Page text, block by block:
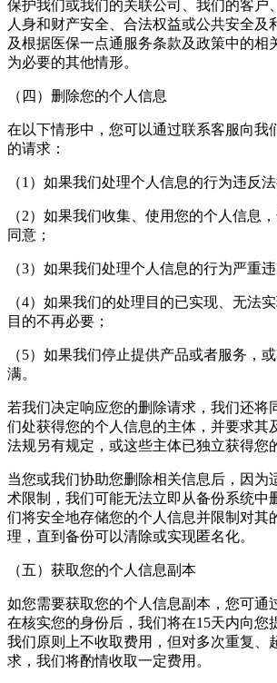
保护我们或我们的关联公司、我们的客户
人身和财产安全、合法权益或公共安全及
及根据医保一点通服务条款及政策中的相
为必要的其他情形。
（四）删除您的个人信息
在以下情形中，您可以通过联系客服向我
的请求：
（1）如果我们处理个人信息的行为违反法
（2）如果我们收集、使用您的个人信息
同意；
（3）如果我们处理个人信息的行为严重
（4）如果我们的处理目的已实现、无法
目的不再必要；
（5）如果我们停止提供产品或者服务，
满。
若我们决定响应您的删除请求，我们还将
们处获得您的个人信息的主体，并要求其
法规另有规定，或这些主体已独立获得您
当您或我们协助您删除相关信息后，因为
术限制，我们可能无法立即从备份系统中
们将安全地存储您的个人信息并限制对其
理，直到备份可以清除或实现匿名化。
（五）获取您的个人信息副本
如您需要获取您的个人信息副本，您可通
在核实您的身份后，我们将在15天内向您
我们原则上不收取费用，但对多次重复、
求，我们将酌情收取一定费用。